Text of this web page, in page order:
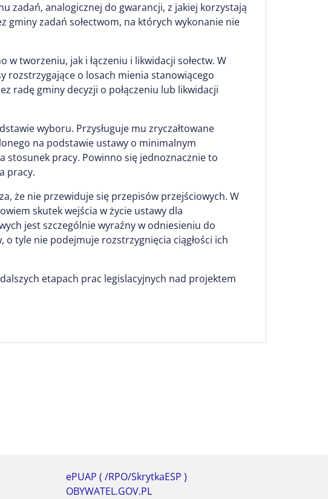
zadań, analogicznej do gwarancji, z jakiej korzystają
zadań sołectwom, na których wykonanie nie
tworzeniu, jak i łączeniu i likwidacji sołectw. W
rozstrzygające o losach mienia stanowiącego
radę gminy decyzji o połączeniu lub likwidacji
wyboru. Przysługuje mu zryczałtowane
na podstawie ustawy o minimalnym
stosunek pracy. Powinno się jednoznacznie to
pracy.
że nie przewiduje się przepisów przejściowych. W
skutek wejścia w życie ustawy dla
jest szczególnie wyraźny w odniesieniu do
o tyle nie podejmuje rozstrzygnięcia ciągłości ich
etapach prac legislacyjnych nad projektem
ePUAP ( /RPO/SkrytkaESP )
OBYWATEL.GOV.PL